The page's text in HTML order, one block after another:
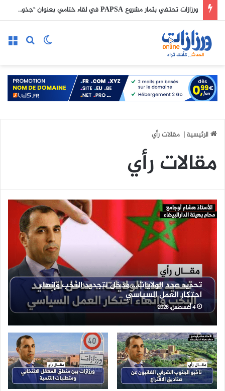
ورزازات تحتفي بثمار مشروع PAPSA في لقاء ختامي بعنوان “جذور، أغصان، ثمار”
بحث
الوضع المظلم
الرئيسية| مقالات رأي
مقالات رأي
تحديد عدد الولايات… مدخل لتجديد النخب وإنهاء
احتكار العمل السياسي
4 أغسطس، 2026